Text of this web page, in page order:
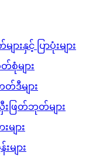
များနှင့် ပြာပုံးများ
စုံများ
ဒီများ
းဖြတ်ဘုတ်များ
များ
များ